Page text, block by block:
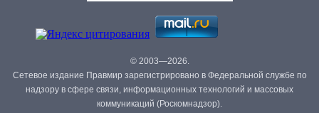
© 2003—2026.
Сетевое издание Правмир зарегистрировано в Федеральной службе по
надзору в сфере связи, информационных технологий и массовых
коммуникаций (Роскомнадзор).